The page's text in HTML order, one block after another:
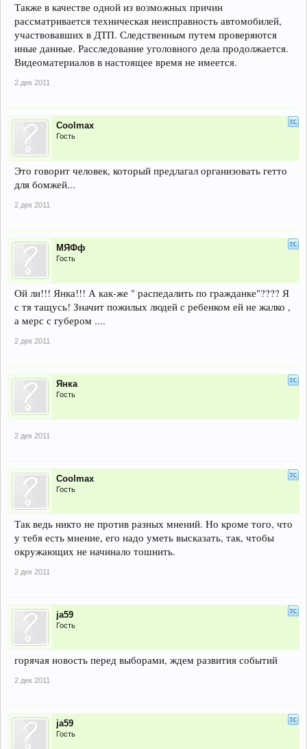
Также в качестве одной из возможных причин
рассматривается техническая неисправность автомобилей,
участвовавших в ДТП. Следственным путем проверяются
иные данные. Расследование уголовного дела продолжается.
Видеоматериалов в настоящее время не имеется.
2 дек 2011
Coolmax
Гость
Это говорит человек, который предлагал организовать гетто
для бомжей...
2 дек 2011
МЯФф
Гость
Ой ли!!! Янка!!! А как-же " распедалить по гражданке"???? Я
с тя тащусь! Значит пожилых людей с ребенком ей не жалко ,
а мерс с губером ....
2 дек 2011
Янка
Гость
2 дек 2011
Coolmax
Гость
Так ведь никто не против разных мнений. Но кроме того, что
у тебя есть мнение, его надо уметь высказать, так, чтобы
окружающих не начинало тошнить.
2 дек 2011
ja59
Гость
горячая новость перед выборами, ждем развития событий
2 дек 2011
ja59
Гость